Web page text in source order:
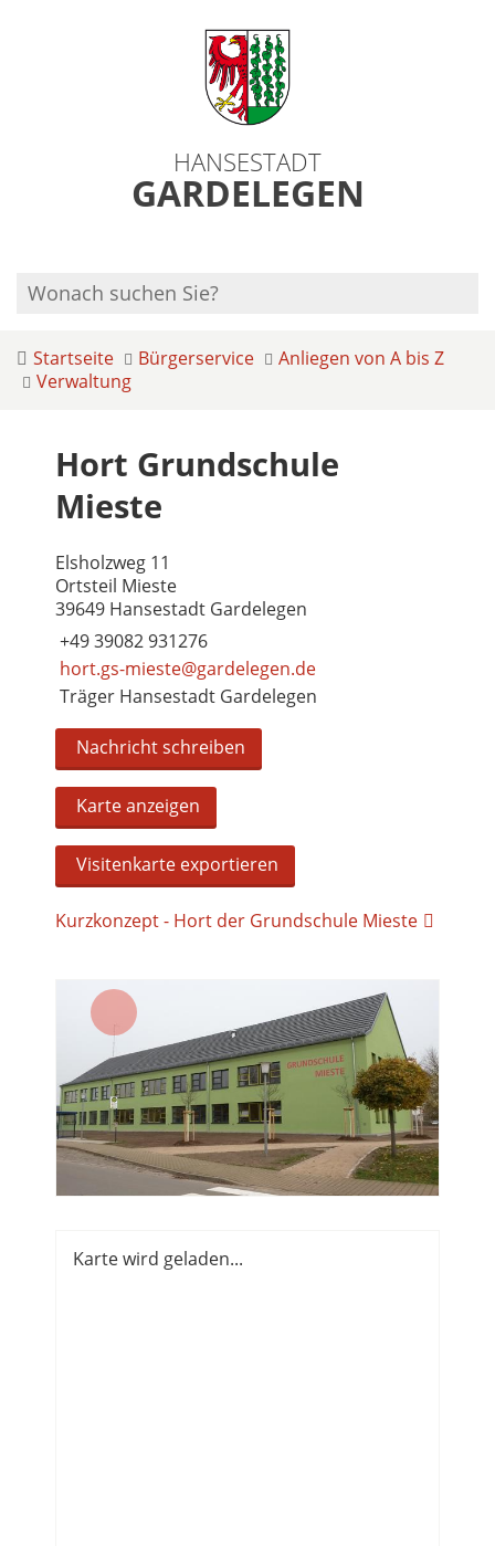
HANSESTADT
GARDELEGEN
Startseite Bürgerservice
Anliegen von A bis Z
Verwaltung
Hort Grundschule
Mieste
Elsholzweg 11
Ortsteil Mieste
39649 Hansestadt Gardelegen
+49 39082 931276
hort.gs-mieste@gardelegen.de
Träger Hansestadt Gardelegen
Nachricht schreiben
Karte anzeigen
Visitenkarte exportieren
Kurzkonzept - Hort der Grundschule Mieste
Karte wird geladen...